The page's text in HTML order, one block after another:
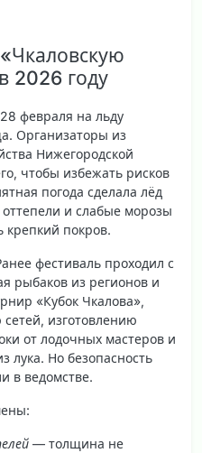
2026 году
февраля на льду
Организаторы из
Нижегородской
чтобы избежать рисков
погода сделала лёд
и слабые морозы
крепкий покров.
фестиваль проходил с
рыбаков из регионов и
«Кубок Чкалова»,
изготовлению
от лодочных мастеров и
лука. Но безопасность
в ведомстве.
— толщина не